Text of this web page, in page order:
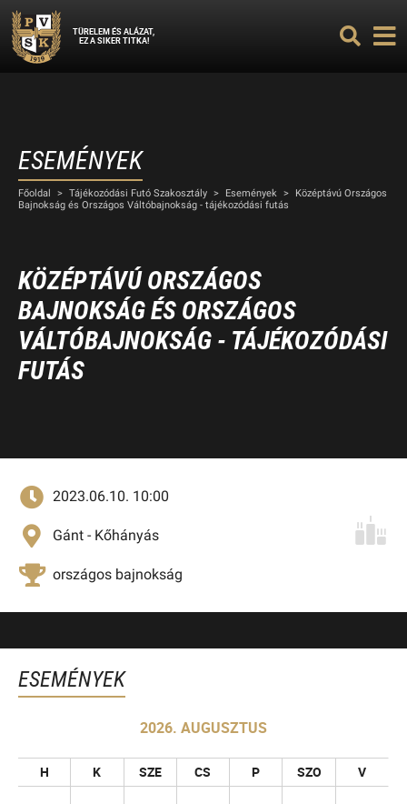
TÜRELEM ÉS ALÁZAT,
EZ A SIKER TITKA!
ESEMÉNYEK
Főoldal > Tájékozódási Futó Szakosztály > Események >
Középtávú Országos
Bajnokság és Országos Váltóbajnokság - tájékozódási futás
KÖZÉPTÁVÚ ORSZÁGOS
BAJNOKSÁG ÉS ORSZÁGOS
VÁLTÓBAJNOKSÁG - TÁJÉKOZÓDÁSI
FUTÁS
2023.06.10. 10:00
Gánt - Kőhányás
országos bajnokság
ESEMÉNYEK
2026. AUGUSZTUS
H K SZE CS P SZO V